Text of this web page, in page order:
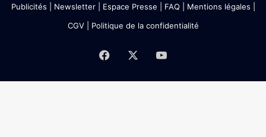
Publicités
Newsletter| Espace Presse | FAQ | Mentions légales
CGV| Politique de la confidentialité